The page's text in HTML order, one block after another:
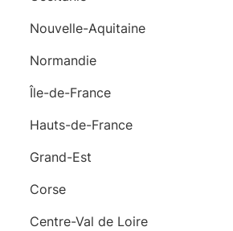
Nouvelle-Aquitaine
Normandie
Île-de-France
Hauts-de-France
Grand-Est
Corse
Centre-Val de Loire